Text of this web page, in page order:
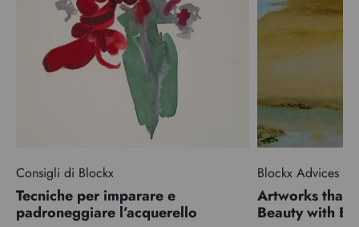
Consigli di Blockx
Tecniche per imparare e
padroneggiare l’acquerello
Blockx Advices
Artworks that
Beauty with